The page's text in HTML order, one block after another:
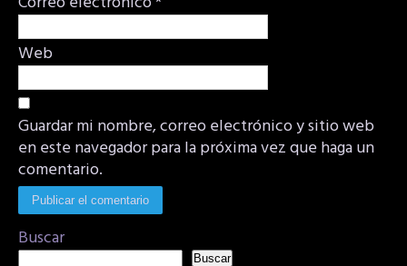
Web
Guardar mi nombre, correo electrónico y sitio web
en este navegador para la próxima vez que haga un
comentario.
Buscar
Buscar